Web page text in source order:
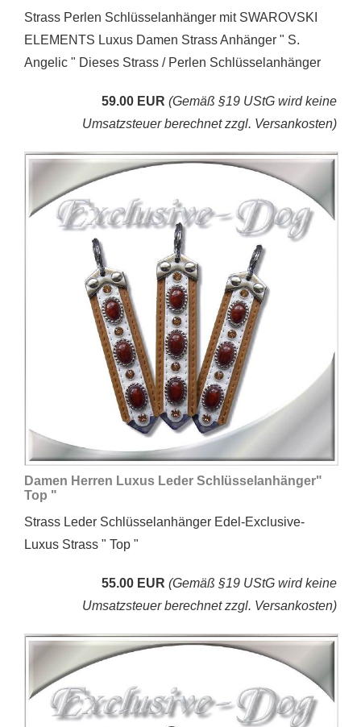
Strass Perlen Schlüsselanhänger mit SWAROVSKI
ELEMENTS Luxus Damen Strass Anhänger " S.
Angelic " Dieses Strass / Perlen Schlüsselanhänger
59.00 EUR (Gemäß §19 UStG wird keine
Umsatzsteuer berechnet zzgl. Versankosten)
Damen Herren Luxus Leder Schlüsselanhänger"
Top "
Strass Leder Schlüsselanhänger Edel-Exclusive-
Luxus Strass " Top "
55.00 EUR (Gemäß §19 UStG wird keine
Umsatzsteuer berechnet zzgl. Versankosten)